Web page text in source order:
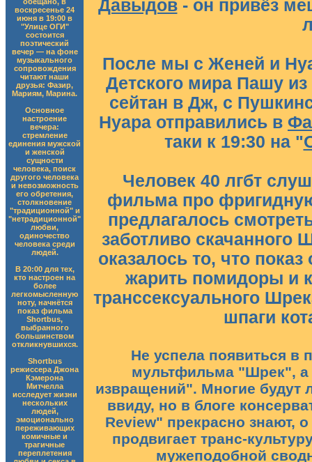
воскресенье 24
июня в 19:00 в
"Улице ОГИ"
состоится
поэтический
вечер — на фоне
музыкального
сопровождения
читают наши
друзья: Фазир,
Мариям, Марина.
Основное
настроение
вечера:
стремление
единения мужской
и женской
сущности
человека, поиск
другого человека
и невозможность
его обретения,
столкновение
"традиционной" и
"нетрадиционной"
любви,
одиночество
человека среди
людей.
В 20:00 для тех,
кто настроен на
более
легкомысленную
ноту, начнётся
показ фильма
Shortbus,
выбранного
большинством
откликнувшихся.
Shortbus
режиссера Джона
Кэмерона
Митчелла
исследует жизни
нескольких
людей,
эмоционально
переживающих
комичные и
трагичные
переплетения
Давыдов- он привёз
После мы с Женей и
Детского мира Пашу
сейтан в Дж, с
Нуара отправились в
таки к 19:30 на "
Человек 40 лгбт
фильма про
предлагалось
заботливо скачанного
оказалось то, что
жарить помидоры и
транссексуального
шпаги
Не успела появиться в
мультфильма "Шрек", а
извращений". Многие будут
ввиду, но в блоге
Review" прекрасно знают,
продвигает транс-
мужеподобной